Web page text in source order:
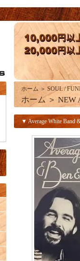
ホーム ＞ SOUL /
ホーム ＞ NEW
▼ Average White Band